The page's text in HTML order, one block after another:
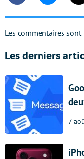
Les commentaires sont
Les derniers
7